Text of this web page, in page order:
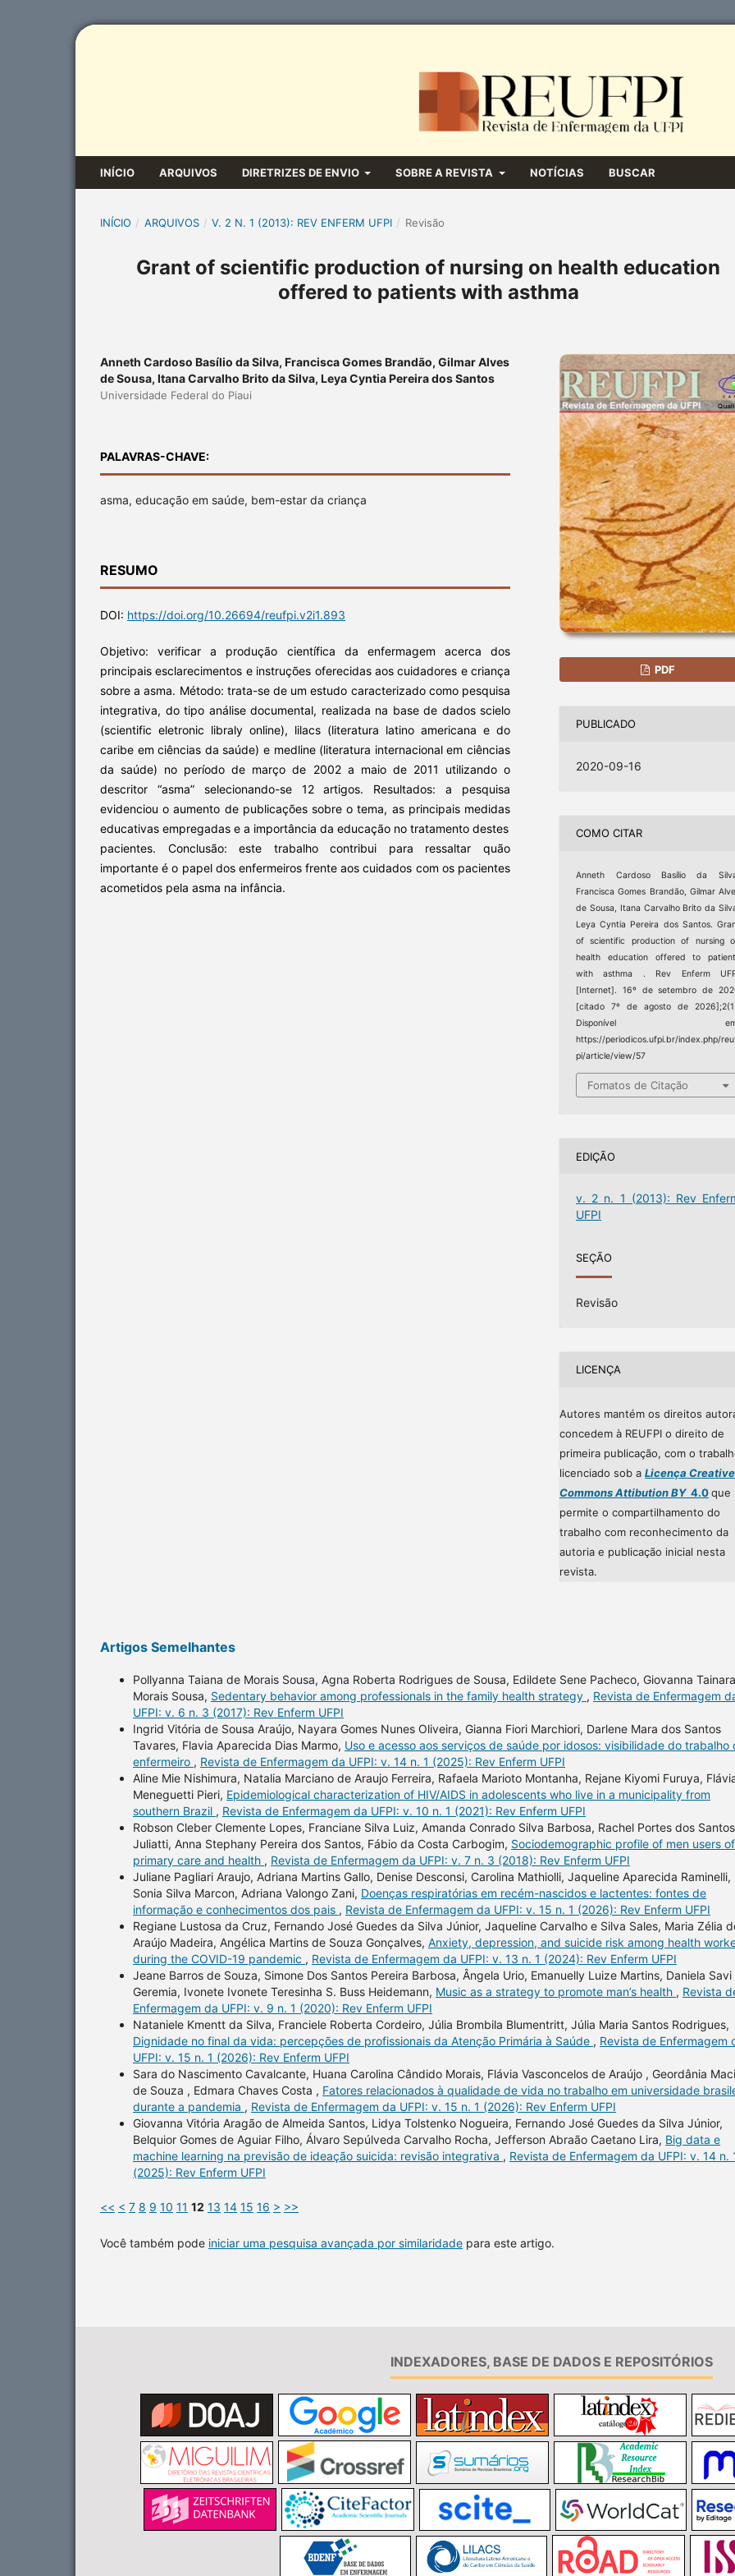
INÍCIO ARQUIVOS DIRETRIZES DE ENVIO SOBRE A REVISTA NOTÍCIAS BUSCAR
INÍCIO / ARQUIVOS / V. 2 N. 1 (2013): REV ENFERM UFPI / Revisão
Grant of scientific production of nursing on health education
offered to patients with asthma
Anneth Cardoso Basílio da Silva, Francisca Gomes Brandão, Gilmar Alves
de Sousa, Itana Carvalho Brito da Silva, Leya Cyntia Pereira dos Santos
Universidade Federal do Piaui
PALAVRAS-CHAVE:
asma, educação em saúde, bem-estar da criança
RESUMO
DOI: https://doi.org/10.26694/reufpi.v2i1.893
Objetivo: verificar a produção científica da enfermagem acerca dos
principais esclarecimentos e instruções oferecidas aos cuidadores e criança
sobre a asma. Método: trata-se de um estudo caracterizado como pesquisa
integrativa, do tipo análise documental, realizada na base de dados scielo
(scientific eletronic libraly online), lilacs (literatura latino americana e do
caribe em ciências da saúde) e medline (literatura internacional em ciências
da saúde) no período de março de 2002 a maio de 2011 utilizando o
descritor “asma” selecionando-se 12 artigos. Resultados: a pesquisa
evidenciou o aumento de publicações sobre o tema, as principais medidas
educativas empregadas e a importância da educação no tratamento destes
pacientes. Conclusão: este trabalho contribui para ressaltar quão
importante é o papel dos enfermeiros frente aos cuidados com os pacientes
acometidos pela asma na infância.
PDF
PUBLICADO
2020-09-16
COMO CITAR
Anneth Cardoso Basílio da
Francisca Gomes Brandão, Gilmar
de Sousa, Itana Carvalho Brito da
Leya Cyntia Pereira dos Santos.
of scientific production of nursing
health education offered to
with asthma . Rev Enferm
[Internet]. 16º de setembro de
[citado 7º de agosto de
Disponível
https://periodicos.ufpi.br/index.php/
pi/article/view/57
Fomatos de Citação
EDIÇÃO
v. 2 n. 1 (2013): Rev
UFPI
SEÇÃO
Revisão
LICENÇA
Autores mantém os direitos
concedem à REUFPI o direito de
primeira publicação, com o
licenciado sob a Licença Creative
Commons Attibution BY4.0que
permite o compartilhamento do
trabalho com reconhecimento da
autoria e publicação inicial nesta
revista.
Artigos Semelhantes
Pollyanna Taiana de Morais Sousa, Agna Roberta Rodrigues de Sousa, Edildete Sene Pacheco, Giovanna
Morais Sousa, Sedentary behavior among professionals in the family health strategy , Revista de Enfermagem
UFPI: v. 6 n. 3 (2017): Rev Enferm UFPI
Ingrid Vitória de Sousa Araújo, Nayara Gomes Nunes Oliveira, Gianna Fiori Marchiori, Darlene Mara dos Santos
Tavares, Flavia Aparecida Dias Marmo, Uso e acesso aos serviços de saúde por idosos: visibilidade do trabalho
enfermeiro , Revista de Enfermagem da UFPI: v. 14 n. 1 (2025): Rev Enferm UFPI
Aline Mie Nishimura, Natalia Marciano de Araujo Ferreira, Rafaela Marioto Montanha, Rejane Kiyomi Furuya,
Meneguetti Pieri, Epidemiological characterization of HIV/AIDS in adolescents who live in a municipality from
southern Brazil , Revista de Enfermagem da UFPI: v. 10 n. 1 (2021): Rev Enferm UFPI
Robson Cleber Clemente Lopes, Franciane Silva Luiz, Amanda Conrado Silva Barbosa, Rachel Portes dos Santos
Juliatti, Anna Stephany Pereira dos Santos, Fábio da Costa Carbogim, Sociodemographic profile of men users of
primary care and health , Revista de Enfermagem da UFPI: v. 7 n. 3 (2018): Rev Enferm UFPI
Juliane Pagliari Araujo, Adriana Martins Gallo, Denise Desconsi, Carolina Mathiolli, Jaqueline Aparecida Raminelli,
Sonia Silva Marcon, Adriana Valongo Zani, Doenças respiratórias em recém-nascidos e lactentes: fontes de
informação e conhecimentos dos pais , Revista de Enfermagem da UFPI: v. 15 n. 1 (2026): Rev Enferm UFPI
Regiane Lustosa da Cruz, Fernando José Guedes da Silva Júnior, Jaqueline Carvalho e Silva Sales, Maria Zélia
Araújo Madeira, Angélica Martins de Souza Gonçalves, Anxiety, depression, and suicide risk among health
during the COVID-19 pandemic , Revista de Enfermagem da UFPI: v. 13 n. 1 (2024): Rev Enferm UFPI
Jeane Barros de Souza, Simone Dos Santos Pereira Barbosa, Ângela Urio, Emanuelly Luize Martins, Daniela Savi
Geremia, Ivonete Ivonete Teresinha S. Buss Heidemann, Music as a strategy to promote man’s health , Revista
Enfermagem da UFPI: v. 9 n. 1 (2020): Rev Enferm UFPI
Nataniele Kmentt da Silva, Franciele Roberta Cordeiro, Júlia Brombila Blumentritt, Júlia Maria Santos Rodrigues,
Dignidade no final da vida: percepções de profissionais da Atenção Primária à Saúde , Revista de Enfermagem
UFPI: v. 15 n. 1 (2026): Rev Enferm UFPI
Sara do Nascimento Cavalcante, Huana Carolina Cândido Morais, Flávia Vasconcelos de Araújo , Geordânia
de Souza , Edmara Chaves Costa , Fatores relacionados à qualidade de vida no trabalho em universidade
durante a pandemia , Revista de Enfermagem da UFPI: v. 15 n. 1 (2026): Rev Enferm UFPI
Giovanna Vitória Aragão de Almeida Santos, Lidya Tolstenko Nogueira, Fernando José Guedes da Silva Júnior,
Belquior Gomes de Aguiar Filho, Álvaro Sepúlveda Carvalho Rocha, Jefferson Abraão Caetano Lira, Big data e
machine learning na previsão de ideação suicida: revisão integrativa , Revista de Enfermagem da UFPI: v. 14 n.
(2025): Rev Enferm UFPI
<< < 7 8 9 10 11 12 13 14 15 16 > >>
Você também pode iniciar uma pesquisa avançada por similaridade para este artigo.
INDEXADORES, BASE DE DADOS E REPOSITÓRIOS